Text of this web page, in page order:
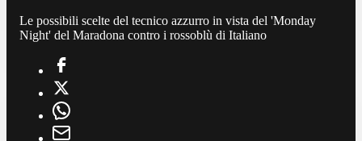
Le possibili scelte del tecnico azzurro in vista del 'Monday
Night' del Maradona contro i rossoblù di Italiano